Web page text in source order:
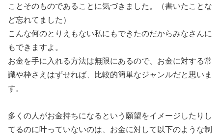
ことそのものであることに気づきました。（書いたことな
ど忘れてました）
こんな何のとりえもない私にもできたのだからみなさんに
もできますよ。
お金を手に入れる方法は無限にあるので、お金に対する常
識や枠さえはずせれば、比較的簡単なジャンルだと思いま
す。
多くの人がお金持ちになるという願望をイメージしたりし
てるのに叶っていないのは、お金に対して以下のような制